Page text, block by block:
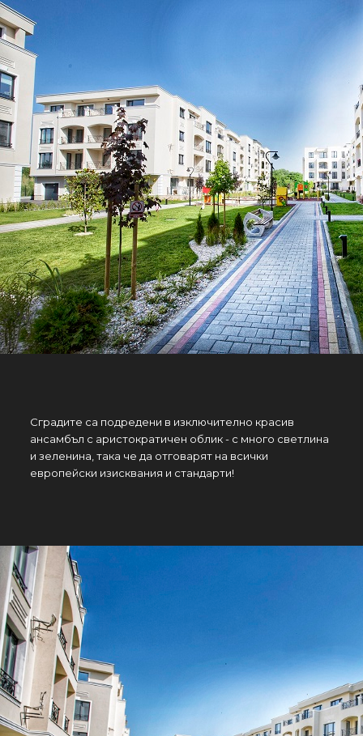
Сградите са подредени в изключително красив
ансамбъл с аристократичен облик - с много светлина
и зеленина, така че да отговарят на всички
европейски изисквания и стандарти!